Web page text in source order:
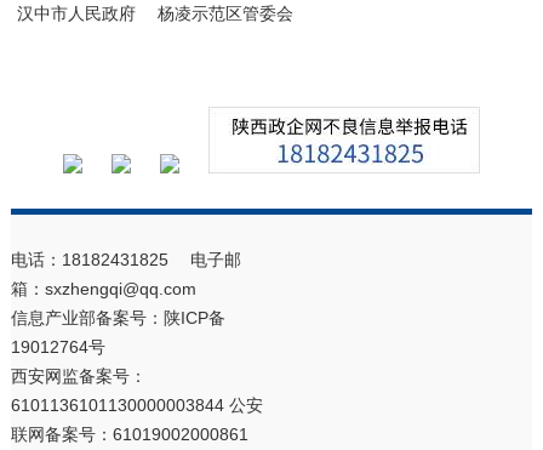
汉中市人民政府 杨凌示范区管委会
电话：18182431825 电子邮
箱：sxzhengqi@qq.com
信息产业部备案号： 陕ICP备
19012764号
西安网监备案号：
6101136101130000003844 公安
联网备案号：61019002000861